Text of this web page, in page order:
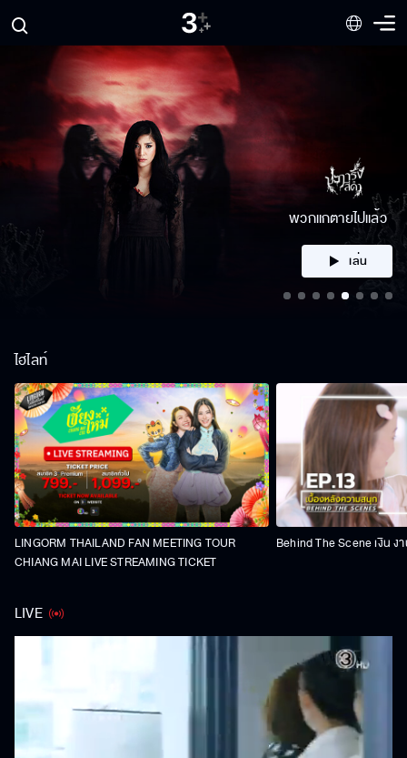
พวกแกตายไปแล้ว
ไฮไลท์
LINGORM THAILAND FAN MEETING TOUR
CHIANG MAI LIVE STREAMING TICKET
Behind The Scene เงิน ง
LIVE